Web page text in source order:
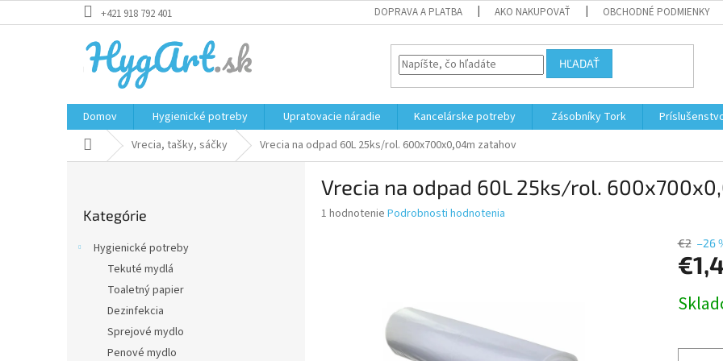
na
+421 918 792 401 DOPRAVA A PLATBA AKO NAKUPOVAŤ OBCHODNÉ PODMIENKY
HĽADAŤ
Domov Hygienické potreby Upratovacie náradie Kancelárske potreby Zásobníky Tork
DomovVrecia, tašky, sáčky Vrecia na odpad 60L 25ks/rol. 600x700x0,04m zatahov
kategórie
Kategórie
Hygienické potreby
Tekuté mydlá
Toaletný papier
Dezinfekcia
Sprejové mydlo
Penové mydlo
Vrecia na odpad 60L 25ks/rol.
Priemerné
1 hodnotenie Podrobnosti hodnotenia
€2 –26
cena: